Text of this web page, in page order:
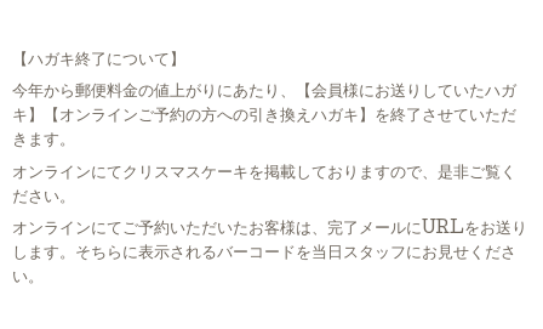
【ハガキ終了について】
今年から郵便料金の値上がりにあたり、【会員様にお送りしていたハガ
キ】【オンラインご予約の方への引き換えハガキ】を終了させていただ
きます。
オンラインにてクリスマスケーキを掲載しておりますので、是非ご覧く
ださい。
オンラインにてご予約いただいたお客様は、完了メールにURLをお送り
します。そちらに表示されるバーコードを当日スタッフにお見せくださ
い。